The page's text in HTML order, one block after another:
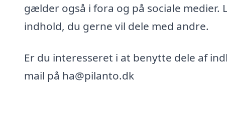
gælder også i fora og på sociale
indhold, du gerne vil dele med andre.
Er du interesseret i at benytte dele af
mail på ha@pilanto.dk